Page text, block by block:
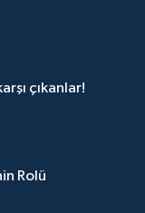
çıkanlar!
Rolü